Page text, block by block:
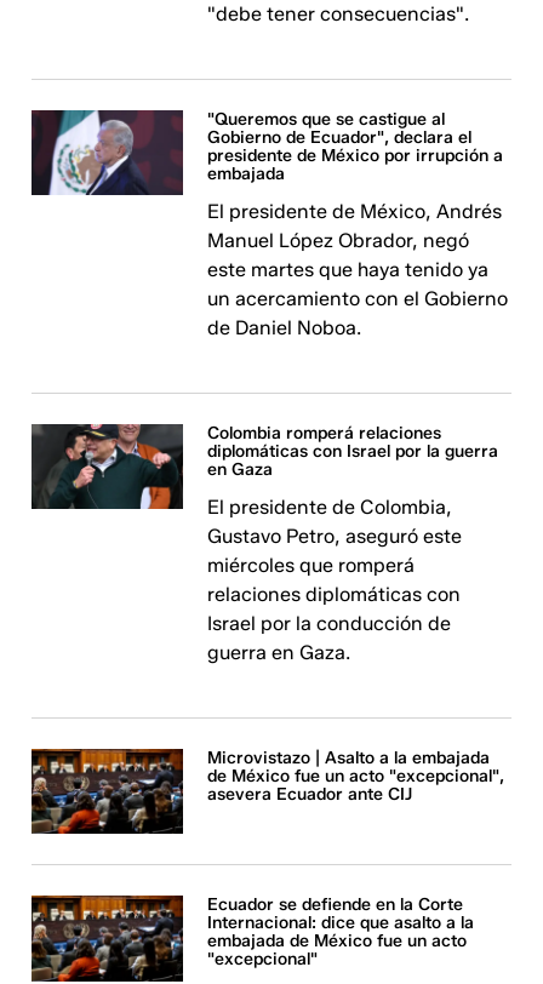
"debe tener consecuencias".
"Queremos que se castigue al
Gobierno de Ecuador", declara el
presidente de México por irrupción a
embajada
El presidente de México, Andrés
Manuel López Obrador, negó
este martes que haya tenido ya
un acercamiento con el Gobierno
de Daniel Noboa.
Colombia romperá relaciones
diplomáticas con Israel por la guerra
en Gaza
El presidente de Colombia,
Gustavo Petro, aseguró este
miércoles que romperá
relaciones diplomáticas con
Israel por la conducción de
guerra en Gaza.
Microvistazo | Asalto a la embajada
de México fue un acto "excepcional",
asevera Ecuador ante CIJ
Ecuador se defiende en la Corte
Internacional: dice que asalto a la
embajada de México fue un acto
"excepcional"